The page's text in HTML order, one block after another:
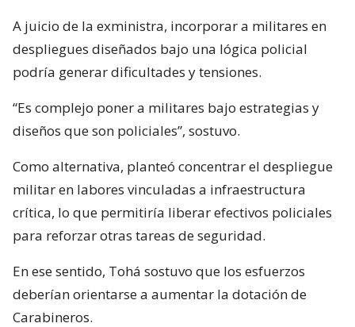
A juicio de la exministra, incorporar a militares en
despliegues diseñados bajo una lógica policial
podría generar dificultades y tensiones.
“Es complejo poner a militares bajo estrategias y
diseños que son policiales”, sostuvo.
Como alternativa, planteó concentrar el despliegue
militar en labores vinculadas a infraestructura
crítica, lo que permitiría liberar efectivos policiales
para reforzar otras tareas de seguridad.
En ese sentido, Tohá sostuvo que los esfuerzos
deberían orientarse a aumentar la dotación de
Carabineros.